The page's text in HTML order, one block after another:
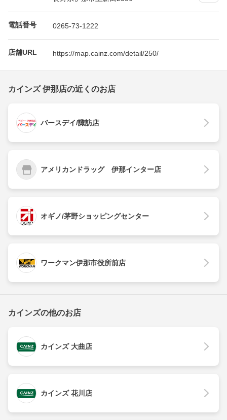
電話番号 0265-73-1222
店舗URL https://map.cainz.com/detail/250/
カインズ 伊那店の近くのお店
バースデイ/諏訪店
アメリカンドラッグ 伊那インター店
オギノ/茅野ショッピングセンター
ワークマン伊那市役所前店
カインズの他のお店
カインズ 大曲店
カインズ 花川店